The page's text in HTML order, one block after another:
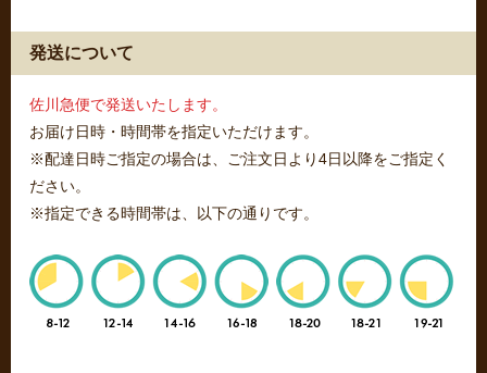
発送について
佐川急便で発送いたします。
お届け日時・時間帯を指定いただけます。
※配達日時ご指定の場合は、ご注文日より4日以降をご指定く
ださい。
※指定できる時間帯は、以下の通りです。